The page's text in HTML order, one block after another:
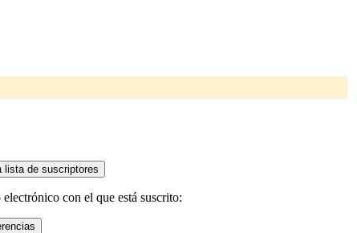
con el que está suscrito: